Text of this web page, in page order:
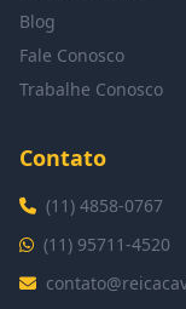
Blog
Fale Conosco
Trabalhe Conosco
Contato
(11) 4858-0767
(11) 95711-4520